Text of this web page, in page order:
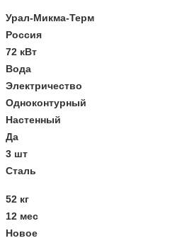
Урал-Микма-Терм
Россия
72 кВт
Вода
Электричество
Одноконтурный
Настенный
Да
3 шт
Сталь
52 кг
12 мес
Новое